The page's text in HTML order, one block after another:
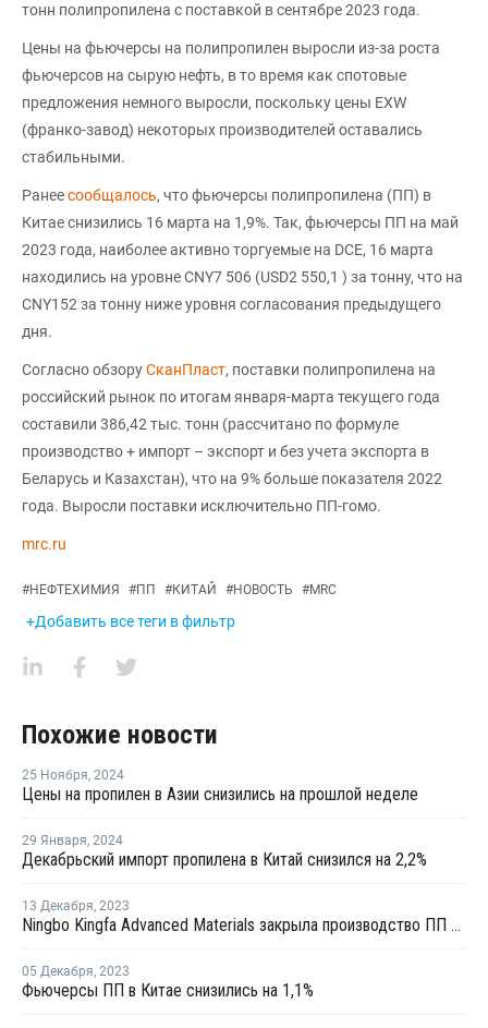
тонн полипропилена с поставкой в сентябре 2023 года.
Цены на фьючерсы на полипропилен выросли из-за роста
фьючерсов на сырую нефть, в то время как спотовые
предложения немного выросли, поскольку цены EXW
(франко-завод) некоторых производителей оставались
стабильными.
Ранеесообщалось, что фьючерсы полипропилена (ПП) в
Китае снизились 16 марта на 1,9%. Так, фьючерсы ПП на май
2023 года, наиболее активно торгуемые на DCE, 16 марта
находились на уровне CNY7 506 (USD2 550,1 ) за тонну, что на
CNY152 за тонну ниже уровня согласования предыдущего
дня.
Согласно обзоруСканПласт, поставки полипропилена на
российский рынок по итогам января-марта текущего года
составили 386,42 тыс. тонн (рассчитано по формуле
производство + импорт – экспорт и без учета экспорта в
Беларусь и Казахстан), что на 9% больше показателя 2022
года. Выросли поставки исключительно ПП-гомо.
mrc.ru
#НЕФТЕХИМИЯ #ПП #КИТАЙ #НОВОСТЬ #MRC
+Добавить все теги в фильтр
Похожие новости
25 Ноября, 2024
Цены на пропилен в Азии снизились на прошлой неделе
29 Января, 2024
Декабрьский импорт пропилена в Китай снизился на 2,2%
13 Декабря, 2023
Ningbo Kingfa Advanced Materials закрыла производство ПП в Нинбо на ремонт
05 Декабря, 2023
Фьючерсы ПП в Китае снизились на 1,1%